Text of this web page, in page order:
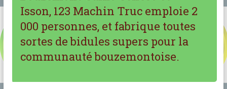
Isson, 123 Machin Truc emploie 2
000 personnes, et fabrique toutes
sortes de bidules supers pour la
communauté bouzemontoise.